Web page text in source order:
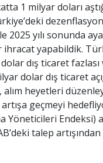
1 milyar doları
yılı sonunda
yapabildik.
dış ticaret
dolar dış ticaret
heyetleri
geçmeyi
Yöneticileri Endeksi)
talep artışından